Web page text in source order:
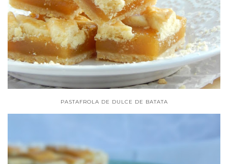
PASTAFROLA DE DULCE DE BATATA